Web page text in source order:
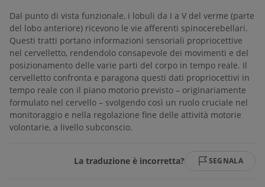
Dal punto di vista funzionale, i lobuli da I a V del verme (parte
del lobo anteriore) ricevono le vie afferenti spinocerebellari.
Questi tratti portano informazioni sensoriali propriocettive
nel cervelletto, rendendolo consapevole dei movimenti e del
posizionamento delle varie parti del corpo in tempo reale. Il
cervelletto confronta e paragona questi dati propriocettivi in
tempo reale con il piano motorio previsto – originariamente
formulato nel cervello – svolgendo così un ruolo cruciale nel
monitoraggio e nella regolazione fine delle attività motorie
volontarie, a livello subconscio.
La traduzione è incorretta? SEGNALA